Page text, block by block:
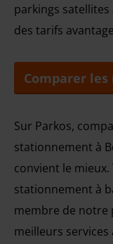
parkings
des tarifs
Comparer
Sur Parkos,
stationnement à
convient le
stationnement à
membre de notre
meilleurs services